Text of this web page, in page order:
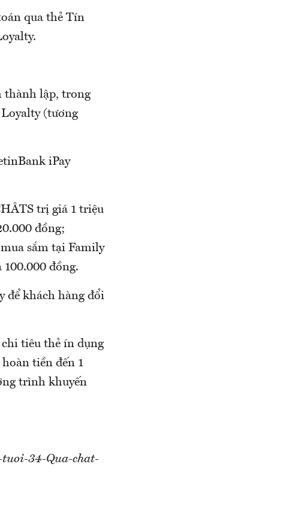
qua thẻ Tín
thành lập, trong
(tương
iPay
trị giá 1 triệu
đồng;
sắm tại Family
đồng.
để khách hàng đổi
tiêu thẻ ín dụng
tiền đến 1
trình khuyến
34-Qua-chat-